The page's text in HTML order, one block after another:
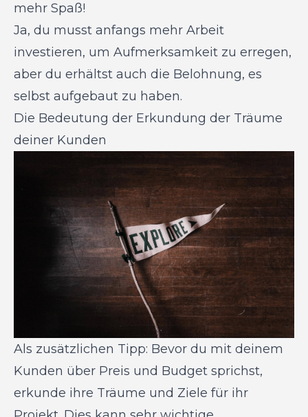
mehr Spaß!
Ja, du musst anfangs mehr Arbeit
investieren, um Aufmerksamkeit zu erregen,
aber du erhältst auch die Belohnung, es
selbst aufgebaut zu haben.
Die Bedeutung der Erkundung der Träume
deiner Kunden
Als zusätzlichen Tipp: Bevor du mit deinem
Kunden über Preis und Budget sprichst,
erkunde ihre Träume und Ziele für ihr